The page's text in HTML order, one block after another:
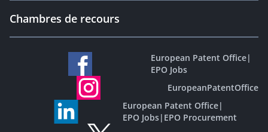
Chambres de recours
European Patent Office|
EPO Jobs
EuropeanPatentOffice
European Patent Office|
EPO Jobs| EPO Procurement